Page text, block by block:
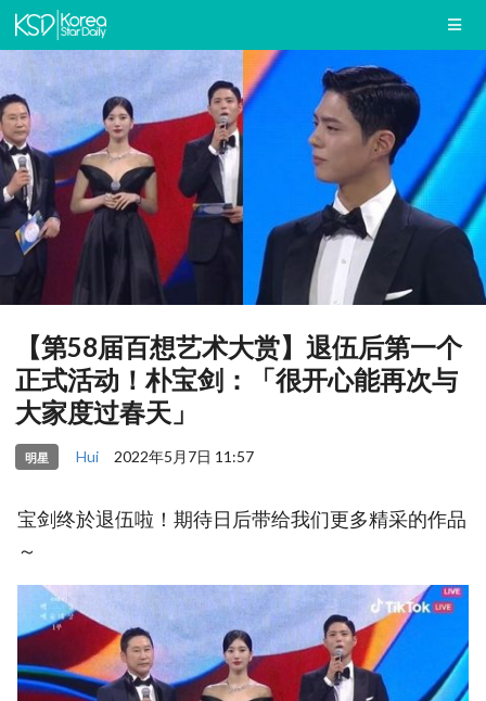
【第58届百想艺术大赏】退伍后第一个
正式活动！朴宝剑：「很开心能再次与
大家度过春天」
明星 Hui 2022年5月7日 11:57
宝剑终於退伍啦！期待日后带给我们更多精采的作品
～